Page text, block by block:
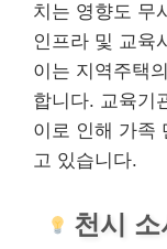
치는 영향도 무
인프라 및 교육
이는 지역주택
합니다. 교육기
이로 인해 가족
고 있습니다.
천시